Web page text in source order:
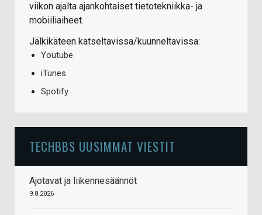
viikon ajalta ajankohtaiset tietotekniikka- ja
mobiiliaiheet.
Jälkikäteen katseltavissa/kuunneltavissa:
Youtube
iTunes
Spotify
TECHBBS UUSIMMAT VIESTIT
Ajotavat ja liikennesäännöt
9.8.2026